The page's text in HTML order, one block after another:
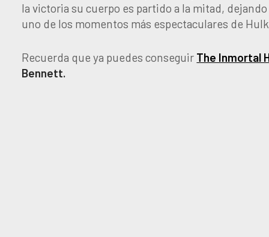
la victoria su cuerpo es partido a la mitad,
uno de los momentos más espectaculares de
Recuerda que ya puedes conseguir The Inmortal
Bennett.